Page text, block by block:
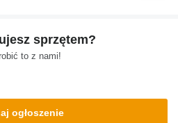
sprzętem?
to z nami!
ogłoszenie